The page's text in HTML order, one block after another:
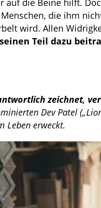
die ihm
wird. Allen
Teil dazu
zeichnet,
Dev Patel
Leben erweckt.